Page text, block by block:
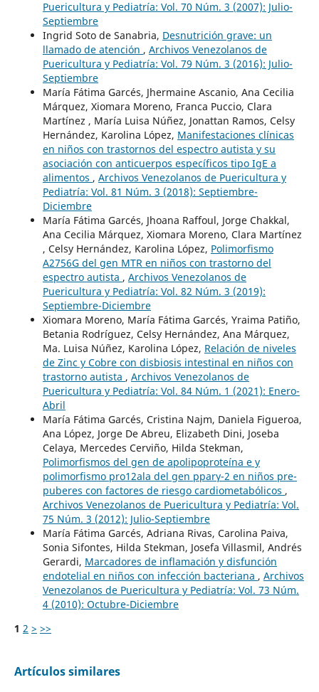
Puericultura y Pediatría: Vol. 70 Núm. 3 (2007): Julio-
Septiembre
Ingrid Soto de Sanabria, Desnutrición grave: un
llamado de atención , Archivos Venezolanos de
Puericultura y Pediatría: Vol. 79 Núm. 3 (2016): Julio-
Septiembre
María Fátima Garcés, Jhermaine Ascanio, Ana Cecilia
Márquez, Xiomara Moreno, Franca Puccio, Clara
Martínez , María Luisa Núñez, Jonattan Ramos, Celsy
Hernández, Karolina López, Manifestaciones clínicas
en niños con trastornos del espectro autista y su
asociación con anticuerpos específicos tipo IgE a
alimentos , Archivos Venezolanos de Puericultura y
Pediatría: Vol. 81 Núm. 3 (2018): Septiembre-
Diciembre
María Fátima Garcés, Jhoana Raffoul, Jorge Chakkal,
Ana Cecilia Márquez, Xiomara Moreno, Clara Martínez
, Celsy Hernández, Karolina López, Polimorfismo
A2756G del gen MTR en niños con trastorno del
espectro autista , Archivos Venezolanos de
Puericultura y Pediatría: Vol. 82 Núm. 3 (2019):
Septiembre-Diciembre
Xiomara Moreno, María Fátima Garcés, Yraima Patiño,
Betania Rodríguez, Celsy Hernández, Ana Márquez,
Ma. Luisa Núñez, Karolina López, Relación de niveles
de Zinc y Cobre con disbiosis intestinal en niños con
trastorno autista , Archivos Venezolanos de
Puericultura y Pediatría: Vol. 84 Núm. 1 (2021): Enero-
Abril
María Fátima Garcés, Cristina Najm, Daniela Figueroa,
Ana López, Jorge De Abreu, Elizabeth Dini, Joseba
Celaya, Mercedes Cerviño, Hilda Stekman,
Polimorfismos del gen de apolipoproteína e y
polimorfismo pro12ala del gen pparγ-2 en niños pre-
puberes con factores de riesgo cardiometabólicos ,
Archivos Venezolanos de Puericultura y Pediatría: Vol.
75 Núm. 3 (2012): Julio-Septiembre
María Fátima Garcés, Adriana Rivas, Carolina Paiva,
Sonia Sifontes, Hilda Stekman, Josefa Villasmil, Andrés
Gerardi, Marcadores de inflamación y disfunción
endotelial en niños con infección bacteriana , Archivos
Venezolanos de Puericultura y Pediatría: Vol. 73 Núm.
4 (2010): Octubre-Diciembre
1 2 > >>
Artículos similares